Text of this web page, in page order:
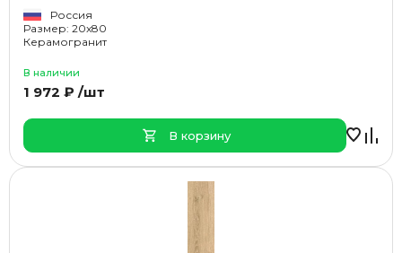
Россия
Размер: 20x80
Керамогранит
В наличии
1 972 ₽ /шт
В корзину